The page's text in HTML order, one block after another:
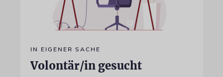
IN EIGENER SACHE
Volontär/in gesucht